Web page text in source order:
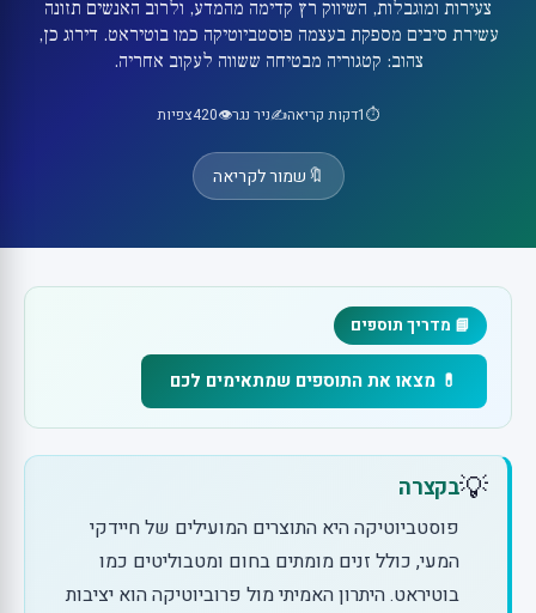
צעירות ומוגבלות, השיווק רץ קדימה מהמדע, ולרוב האנשים תזונה
עשירת סיבים מספקת בעצמה פוסטביוטיקה כמו בוטיראט. דירוג כן,
צהוב: קטגוריה מבטיחה ששווה לעקוב אחריה.
⏱️
1דקות קריאה✍️ניר נגר👁️
420צפיות
🔖שמור לקריאה
📘 מדריך תוספים
💊 מצאו את התוספים שמתאימים לכם
💡בקצרה
פוסטביוטיקה היא התוצרים המועילים של חיידקי
המעי, כולל זנים מומתים בחום ומטבוליטים כמו
בוטיראט. היתרון האמיתי מול פרוביוטיקה הוא יציבות